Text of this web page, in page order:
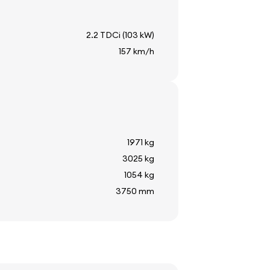
2.2 TDCi (103 kW)
157 km/h
1971 kg
3025 kg
1054 kg
3750 mm